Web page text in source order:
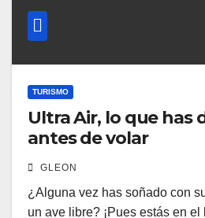
TURISMO
Ultra Air, lo que has
antes de volar
GLEON
¿Alguna vez has soñado con
un ave libre? ¡Pues estás en